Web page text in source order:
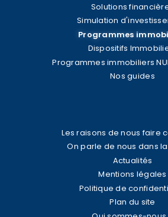
Solutions
Simulation
Programmes
Dispositifs
Programmes immobiliers NUE
Nos guides
Les raisons de nous faire
On parle de nous dans
Actualités
Mentions légales
Politique de
Plan du site